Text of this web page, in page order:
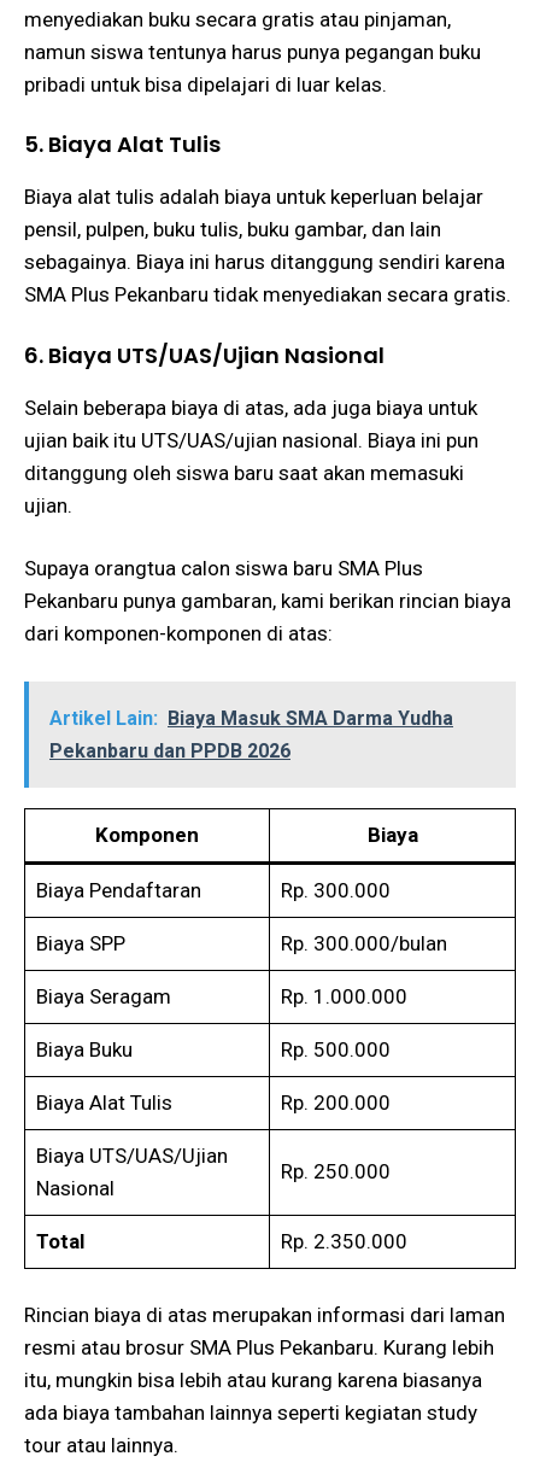
menyediakan buku secara gratis atau pinjaman,
namun siswa tentunya harus punya pegangan buku
pribadi untuk bisa dipelajari di luar kelas.
5. Biaya Alat Tulis
Biaya alat tulis adalah biaya untuk keperluan belajar
pensil, pulpen, buku tulis, buku gambar, dan lain
sebagainya. Biaya ini harus ditanggung sendiri karena
SMA Plus Pekanbaru tidak menyediakan secara gratis.
6. Biaya UTS/UAS/Ujian Nasional
Selain beberapa biaya di atas, ada juga biaya untuk
ujian baik itu UTS/UAS/ujian nasional. Biaya ini pun
ditanggung oleh siswa baru saat akan memasuki
ujian.
Supaya orangtua calon siswa baru SMA Plus
Pekanbaru punya gambaran, kami berikan rincian biaya
dari komponen-komponen di atas:
Artikel Lain: Biaya Masuk SMA Darma Yudha
Pekanbaru dan PPDB 2026
Komponen Biaya
Biaya Pendaftaran Rp. 300.000
Biaya SPP Rp. 300.000/bulan
Biaya Seragam Rp. 1.000.000
Biaya Buku Rp. 500.000
Biaya Alat Tulis Rp. 200.000
Biaya UTS/UAS/Ujian
Nasional
Rp. 250.000
Total Rp. 2.350.000
Rincian biaya di atas merupakan informasi dari laman
resmi atau brosur SMA Plus Pekanbaru. Kurang lebih
itu, mungkin bisa lebih atau kurang karena biasanya
ada biaya tambahan lainnya seperti kegiatan study
tour atau lainnya.